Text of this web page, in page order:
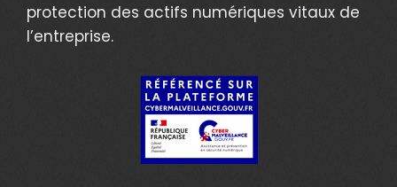
protection des actifs numériques vitaux de
l’entreprise.